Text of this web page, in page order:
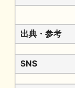
出典・参考
SNS